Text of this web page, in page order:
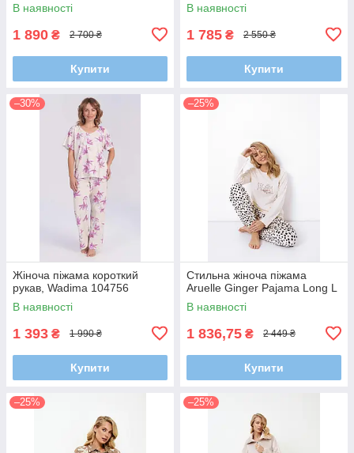
В наявності
1 890 ₴ 2 700 ₴
Купити
В наявності
1 785 ₴ 2 550 ₴
Купити
–30%
Жіноча піжама короткий
рукав, Wadima 104756
В наявності
1 393 ₴ 1 990 ₴
Купити
–25%
Стильна жіноча піжама
Aruelle Ginger Pajama Long L
В наявності
1 836,75 ₴ 2 449 ₴
Купити
–25% –25%